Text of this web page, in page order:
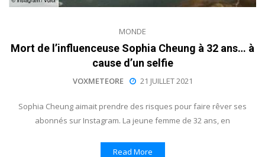
MONDE
Mort de l’influenceuse Sophia Cheung à 32 ans… à
cause d’un selfie
VOXMETEORE 21 JUILLET 2021
Sophia Cheung aimait prendre des risques pour faire rêver ses
abonnés sur Instagram. La jeune femme de 32 ans, en
Read More